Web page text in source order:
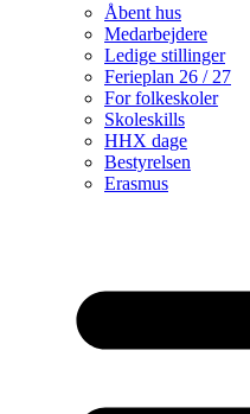
Åbent hus
Medarbejdere
Ledige stillinger
Ferieplan 26 / 27
For folkeskoler
Skoleskills
HHX dage
Bestyrelsen
Erasmus